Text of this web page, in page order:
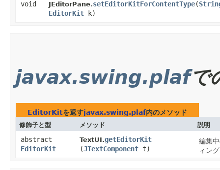
void JEditorPane.setEditorKitForContentType​(
EditorKit k)
javax.swing.plafで
EditorKitを返すjavax.swing.plaf内のメソッド
修飾子と型 メソッド 説明
abstract
EditorKit
TextUI.getEditorKit
(JTextComponent t)
編集
ィン